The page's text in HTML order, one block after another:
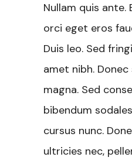
Nullam quis
orci eget eros
Duis leo. Sed
amet nibh.
magna. Sed
bibendum
cursus nunc.
ultricies nec,